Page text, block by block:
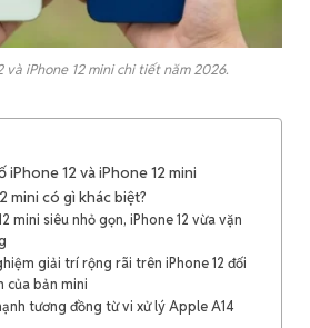
và iPhone 12 mini chi tiết năm 2026.
iPhone 12 và iPhone 12 mini
mini có gì khác biệt?
mini siêu nhỏ gọn, iPhone 12 vừa vặn
giải trí rộng rãi trên iPhone 12 đối
của bản mini
tương đồng từ vi xử lý Apple A14